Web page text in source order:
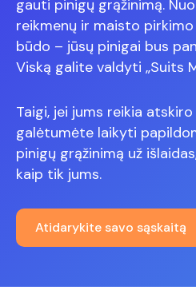
gauti pinigų grąžinimą.
reikmenų ir maisto
būdo – jūsų pinigai bus
Viską galite valdyti „Suits
Taigi, jei jums reikia
galėtumėte laikyti
pinigų grąžinimą už
kaip tik jums.
Atidarykite savo sąskaitą